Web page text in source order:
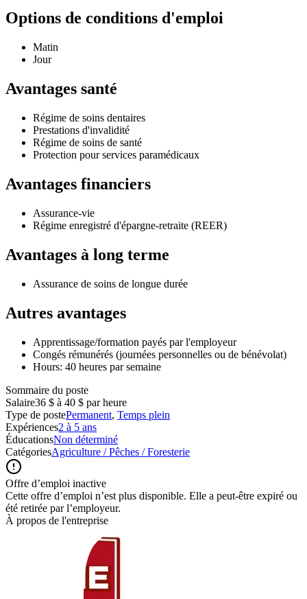
Options de conditions d'emploi
Matin
Jour
Avantages santé
Régime de soins dentaires
Prestations d'invalidité
Régime de soins de santé
Protection pour services paramédicaux
Avantages financiers
Assurance-vie
Régime enregistré d'épargne-retraite (REER)
Avantages à long terme
Assurance de soins de longue durée
Autres avantages
Apprentissage/formation payés par l'employeur
Congés rémunérés (journées personnelles ou de bénévolat)
Hours: 40 heures par semaine
Sommaire du poste
Salaire36 $ à 40 $ par heure
Type de postePermanent, Temps plein
Expériences2 à 5 ans
ÉducationsNon déterminé
CatégoriesAgriculture / Pêches / Foresterie
Offre d’emploi inactive
Cette offre d’emploi n’est plus disponible. Elle a peut-être expiré ou
été retirée par l’employeur.
À propos de l'entreprise